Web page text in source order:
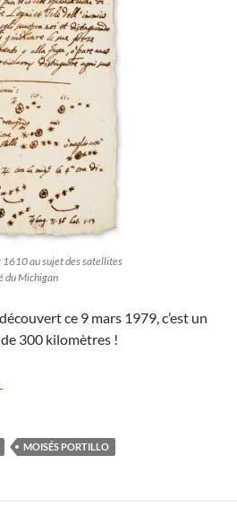
1610 au sujet des satellites
du Michigan
ce 9 mars 1979, c’est un
300 kilomètres !
amateur a-t-il photographié une
MOISÉS PORTILLO